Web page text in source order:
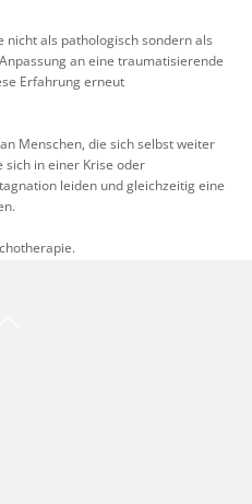
nicht als pathologisch sondern als
an eine traumatisierende
Erfahrung erneut
Menschen, die sich selbst weiter
sich in einer Krise oder
leiden und gleichzeitig eine